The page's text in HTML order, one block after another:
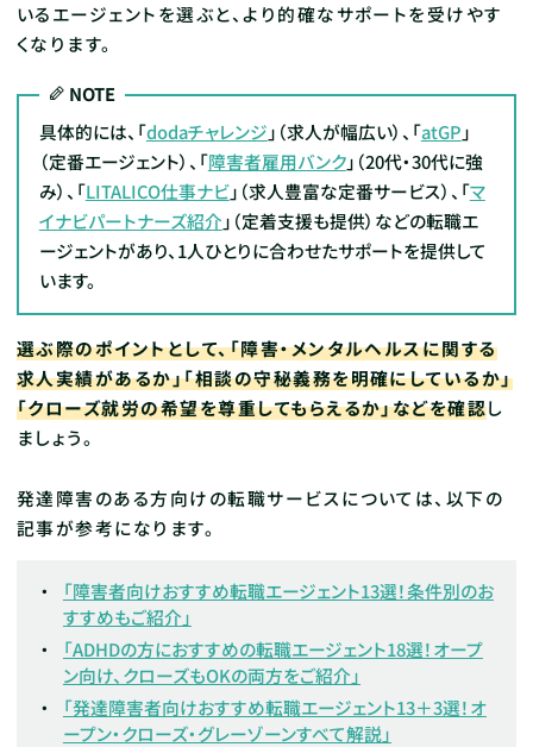
いるエージェントを選ぶと、より的確なサポートを受けやす
くなります。
NOTE
具体的には、「dodaチャレンジ」（求人が幅広い）、「atGP」
（定番エージェント）、「障害者雇用バンク」（20代・30代に強
み）、「LITALICO仕事ナビ」（求人豊富な定番サービス）、「マ
イナビパートナーズ紹介」（定着支援も提供）などの転職エ
ージェントがあり、1人ひとりに合わせたサポートを提供して
います。
選ぶ際のポイントとして、「障害・メンタルヘルスに関する
求人実績があるか」「相談の守秘義務を明確にしているか」
「クローズ就労の希望を尊重してもらえるか」などを確認し
ましょう。
発達障害のある方向けの転職サービスについては、以下の
記事が参考になります。
「障害者向けおすすめ転職エージェント13選！条件別のお
すすめもご紹介」
「ADHDの方におすすめの転職エージェント18選！オープ
ン向け、クローズもOKの両方をご紹介」
「発達障害者向けおすすめ転職エージェント13＋3選！オ
ープン・クローズ・グレーゾーンすべて解説」